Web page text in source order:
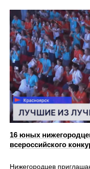
16 юных
всероссийского
Нижегородцев